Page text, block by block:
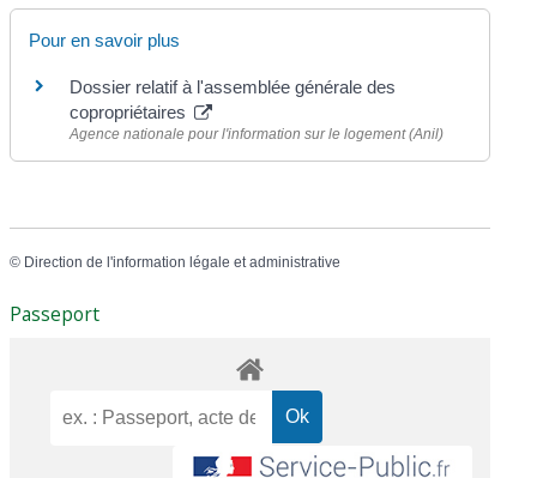
Pour en savoir plus
Dossier relatif à l'assemblée générale des
copropriétaires
Agence nationale pour l'information sur le logement (Anil)
© Direction de l'information légale et administrative
Passeport